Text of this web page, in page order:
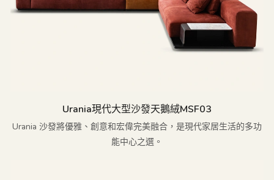
Urania現代大型沙發天鵝絨MSF03
Urania 沙發將優雅、創意和宏偉完美融合，是現代家居生活的多功
能中心之選。